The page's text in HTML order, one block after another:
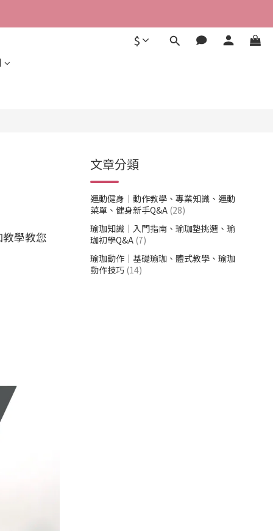
$
學教您
文章分類
運動健身｜動作教學、專業知識、運動
菜單、健身新手Q&A (28)
瑜珈知識｜入門指南、瑜珈墊挑選、瑜
珈初學Q&A (7)
瑜珈動作｜基礎瑜珈、體式教學、瑜珈
動作技巧 (14)